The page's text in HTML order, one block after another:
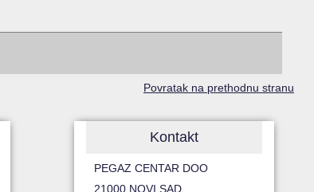
Povratak na prethodnu stranu
Kontakt
PEGAZ CENTAR DOO
21000 NOVI SAD